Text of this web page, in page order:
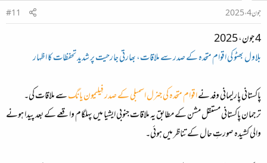
جون 4، 2025
#11
4 جون، 2025
بلاول بھٹو کی اقوام متحدہ کے صدر سے ملاقات، بھارتی جارحیت پر شدید تحفظات کا اظہار
پاکستانی پارلیمانی وفد نےاقوام متحدہ کی جنرل اسمبلی کے صدر فِیلیمون یانگسے ملاقات کی۔
ترجمان پاکستانی مستقل مشن کے مطابق یہ ملاقات جنوبی ایشیا میں پہلگام واقعے کے بعد پیدا ہونے
والی کشیدہ صورتِ حال کے تناظر میں ہوئی۔